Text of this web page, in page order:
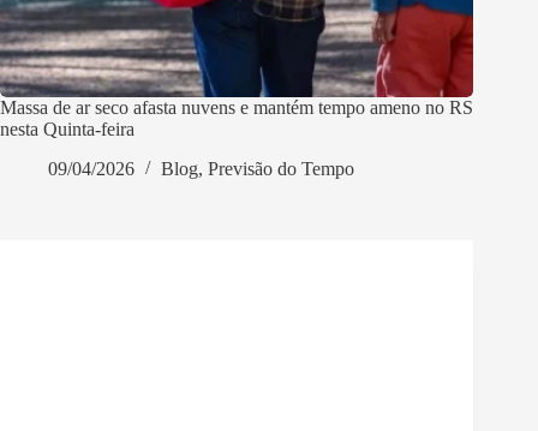
Massa de ar seco afasta nuvens e mantém tempo ameno no RS
nesta Quinta-feira
09/04/2026
Blog, Previsão do Tempo